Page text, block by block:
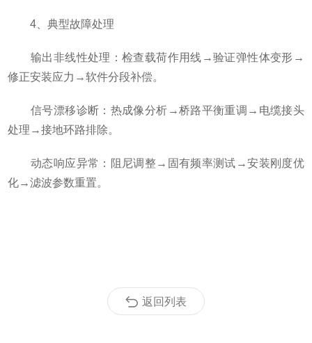
4、典型故障处理
输出非线性处理：检查载荷作用线→验证弹性体变形→
修正安装应力→软件分段补偿。
信号漂移诊断：热成像分析→桥路平衡重调→电缆接头
处理→接地环路排除。
动态响应异常：阻尼调整→固有频率测试→安装刚度优
化→滤波参数重置。
返回列表